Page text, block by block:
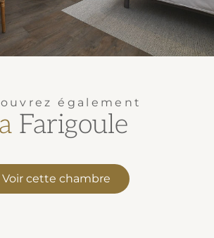
également
Farigoule
Voir cette chambre